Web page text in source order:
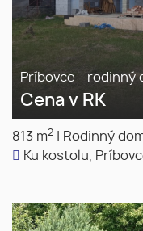
Príbovce - rodinný
Cena v RK
813 m2 Rodinný
Ku kostolu,